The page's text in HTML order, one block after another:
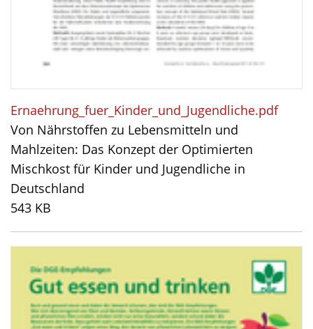
Ernaehrung_fuer_Kinder_und_Jugendliche.pdf
Von Nährstoffen zu Lebensmitteln und
Mahlzeiten: Das Konzept der Optimierten
Mischkost für Kinder und Jugendliche in
Deutschland
543 KB